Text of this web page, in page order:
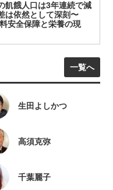
飢餓人口は3年連続で減
は依然として深刻〜
安全保障と栄養の現
一覧へ
生田よしかつ
高須克弥
千葉麗子